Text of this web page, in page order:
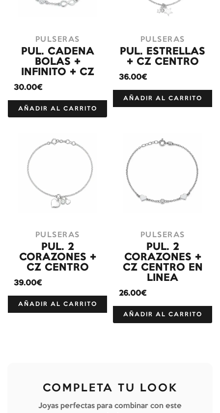
PULSERAS
PUL. CADENA
BOLAS +
INFINITO + CZ
30.00€
AÑADIR AL CARRITO
PULSERAS
PUL. ESTRELLAS
+ CZ CENTRO
36.00€
AÑADIR AL CARRITO
PULSERAS
PUL. 2
CORAZONES +
CZ CENTRO
39.00€
AÑADIR AL CARRITO
PULSERAS
PUL. 2
CORAZONES +
CZ CENTRO EN
LINEA
26.00€
AÑADIR AL CARRITO
COMPLETA TU LOOK
Joyas perfectas para combinar con este